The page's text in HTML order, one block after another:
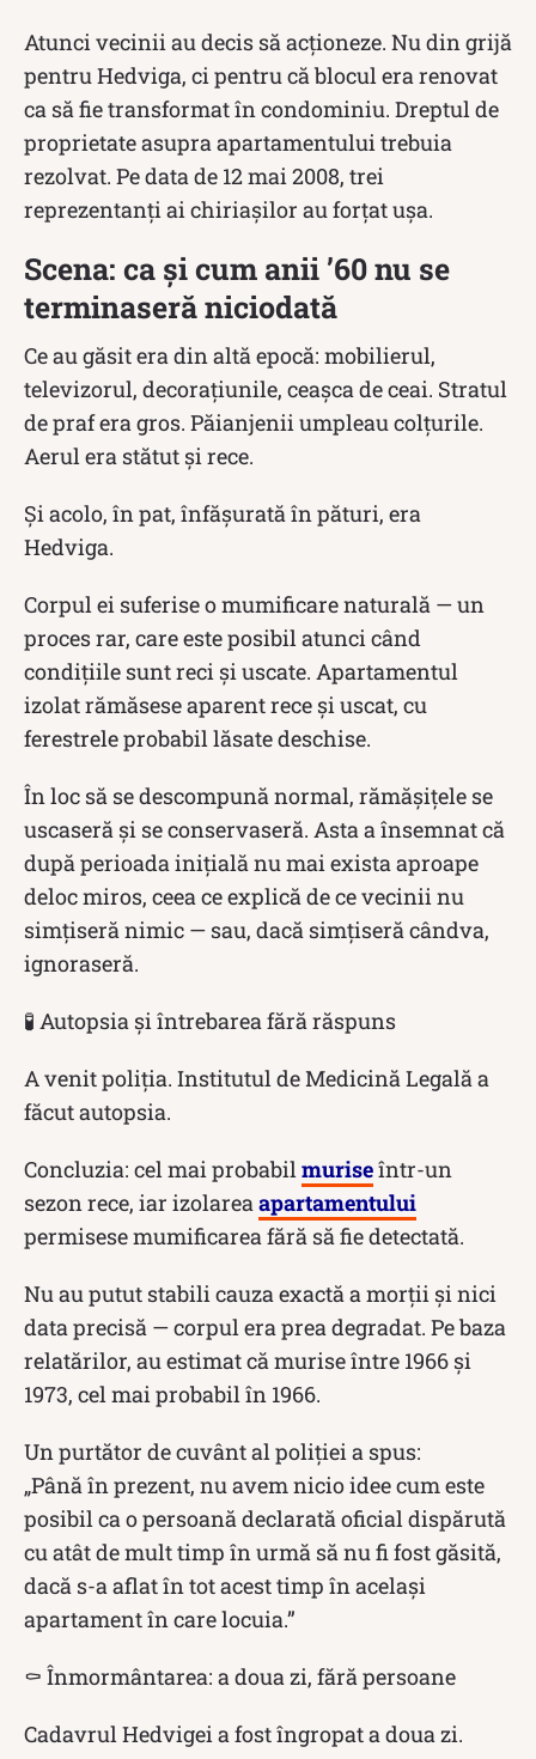
Atunci vecinii au decis să acționeze. Nu din grijă
pentru Hedviga, ci pentru că blocul era renovat
ca să fie transformat în condominiu. Dreptul de
proprietate asupra apartamentului trebuia
rezolvat. Pe data de 12 mai 2008, trei
reprezentanți ai chiriașilor au forțat ușa.
Scena: ca și cum anii ’60 nu se
terminaseră niciodată
Ce au găsit era din altă epocă: mobilierul,
televizorul, decorațiunile, ceașca de ceai. Stratul
de praf era gros. Păianjenii umpleau colțurile.
Aerul era stătut și rece.
Și acolo, în pat, înfășurată în pături, era
Hedviga.
Corpul ei suferise o mumificare naturală — un
proces rar, care este posibil atunci când
condițiile sunt reci și uscate. Apartamentul
izolat rămăsese aparent rece și uscat, cu
ferestrele probabil lăsate deschise.
În loc să se descompună normal, rămășițele se
uscaseră și se conservaseră. Asta a însemnat că
după perioada inițială nu mai exista aproape
deloc miros, ceea ce explică de ce vecinii nu
simțiseră nimic — sau, dacă simțiseră cândva,
ignoraseră.
🧪 Autopsia și întrebarea fără răspuns
A venit poliția. Institutul de Medicină Legală a
făcut autopsia.
Concluzia: cel mai probabil muriseîntr-un
sezon rece, iar izolarea apartamentului
permisese mumificarea fără să fie detectată.
Nu au putut stabili cauza exactă a morții și nici
data precisă — corpul era prea degradat. Pe baza
relatărilor, au estimat că murise între 1966 și
1973, cel mai probabil în 1966.
Un purtător de cuvânt al poliției a spus:
„Până în prezent, nu avem nicio idee cum este
posibil ca o persoană declarată oficial dispărută
cu atât de mult timp în urmă să nu fi fost găsită,
dacă s-a aflat în tot acest timp în același
apartament în care locuia.”
⚰️ Înmormântarea: a doua zi, fără persoane
Cadavrul Hedvigei a fost îngropat a doua zi.